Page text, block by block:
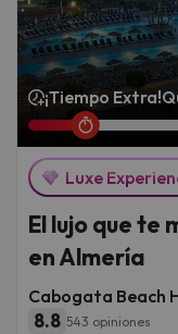
¡Tiempo Extra!
Luxe
El lujo que te
en Almería
Cabogata Beach
8.8 543 opiniones